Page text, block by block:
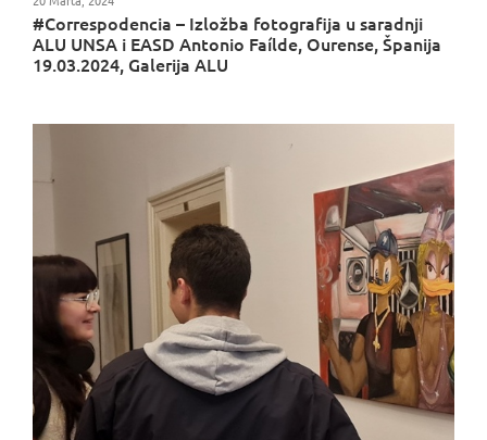
#Correspodencia – Izložba fotografija u saradnji
ALU UNSA i EASD Antonio Faílde, Ourense, Španija
19.03.2024, Galerija ALU